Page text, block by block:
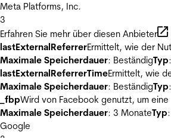
Meta Platforms, Inc.
3
Erfahren Sie mehr über diesen Anbieter
lastExternalReferrerErmittelt, wie der
Maximale Speicherdauer: BeständigTyp
lastExternalReferrerTimeErmittelt, wie
Maximale Speicherdauer: BeständigTyp
_fbpWird von Facebook genutzt, um
Maximale Speicherdauer: 3 MonateTyp
Google